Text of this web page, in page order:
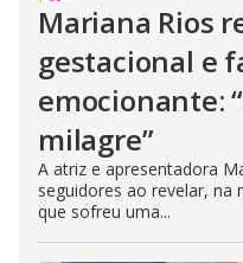
Mariana Rios
gestacional e
emocionante:
milagre”
A atriz e apresentadora
seguidores ao revelar, na
que sofreu uma...